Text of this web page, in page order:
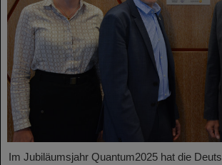
Im Jubiläumsjahr Quantum2025 hat die